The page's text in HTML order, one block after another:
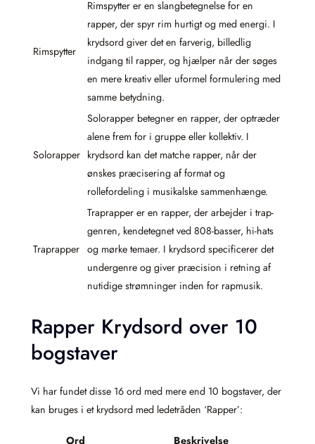
Rimspytter
Rimspytter er en slangbetegnelse for en
rapper, der spyr rim hurtigt og med energi. I
krydsord giver det en farverig, billedlig
indgang til rapper, og hjælper når der søges
en mere kreativ eller uformel formulering med
samme betydning.
Solorapper
Solorapper betegner en rapper, der optræder
alene frem for i gruppe eller kollektiv. I
krydsord kan det matche rapper, når der
ønskes præcisering af format og
rollefordeling i musikalske sammenhænge.
Traprapper
Traprapper er en rapper, der arbejder i trap-
genren, kendetegnet ved 808-basser, hi-hats
og mørke temaer. I krydsord specificerer det
undergenre og giver præcision i retning af
nutidige strømninger inden for rapmusik.
Rapper Krydsord over 10
bogstaver
Vi har fundet disse 16 ord med mere end 10 bogstaver, der
kan bruges i et krydsord med ledetråden ‘Rapper’:
Ord Beskrivelse